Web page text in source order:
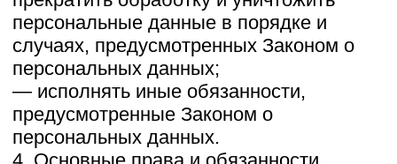
избыточность обрабатываемых
персональных данных по отношению к
заявленным целям их обработки.
5.6. При обработке персональных
данных обеспечивается точность
персональных данных, их
достаточность, а в необходимых случаях
и актуальность по отношению к целям
обработки персональных данных.